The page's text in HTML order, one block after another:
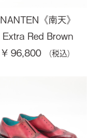
NANTEN《南天》
Extra Red Brown
¥ 96,800